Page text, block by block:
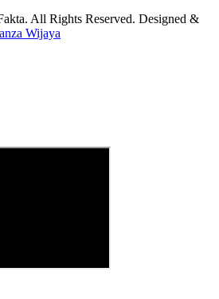
All Rights Reserved. Designed &
Wijaya